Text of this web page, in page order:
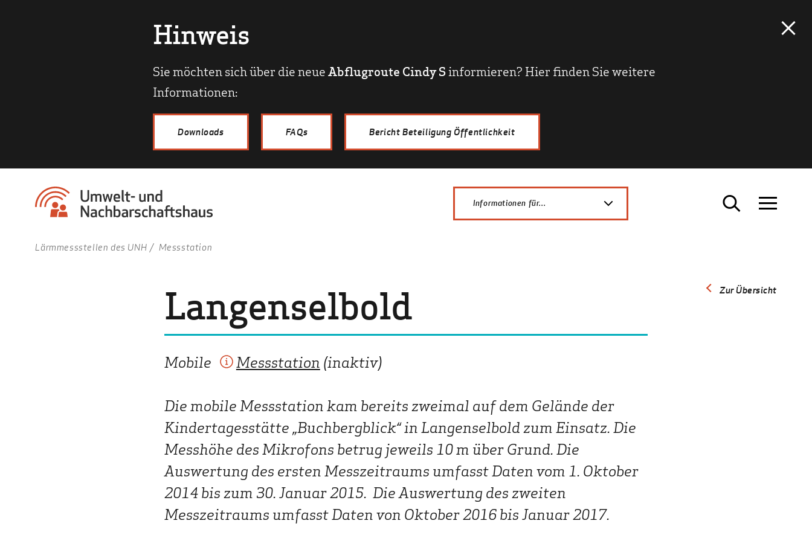
Hinweis
Sie möchten sich über die neueAbflugroute Cindy Sinformieren? Hier finden Sie weitere
Informationen:
Downloads FAQs Bericht Beteiligung Öffentlichkeit
Informationen für...
Lärmmessstellen des UNH Messstation
Zur Übersicht
Langenselbold
Mobile Messstation (inaktiv)
Die mobile Messstation kam bereits zweimal auf dem Gelände der
Kindertagesstätte „Buchbergblick“ in Langenselbold zum Einsatz. Die
Messhöhe des Mikrofons betrug jeweils 10 m über Grund. Die
Auswertung des ersten Messzeitraums umfasst Daten vom 1. Oktober
2014 bis zum 30. Januar 2015. Die Auswertung des zweiten
Messzeitraums umfasst Daten von Oktober 2016 bis Januar 2017.